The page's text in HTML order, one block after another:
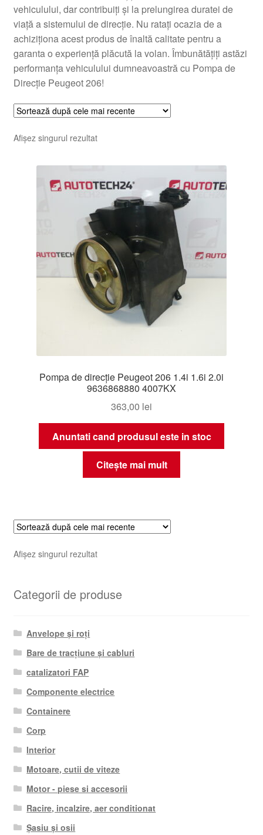
vehiculului, dar contribuiți și la prelungirea duratei de
viață a sistemului de direcție. Nu ratați ocazia de a
achiziționa acest produs de înaltă calitate pentru a
garanta o experiență plăcută la volan. Îmbunătățiți astăzi
performanța vehiculului dumneavoastră cu Pompa de
Direcție Peugeot 206!
Afișez singurul rezultat
Pompa de direcție Peugeot 206 1.4i 1.6i 2.0i
9636868880 4007KX
363,00 lei
Anuntati cand produsul este in stoc
Citește mai mult
Afișez singurul rezultat
Categorii de produse
Anvelope și roți
Bare de tracțiune și cabluri
catalizatori FAP
Componente electrice
Containere
Corp
Interior
Motoare, cutii de viteze
Motor - piese si accesorii
Racire, incalzire, aer conditionat
Șasiu și osii